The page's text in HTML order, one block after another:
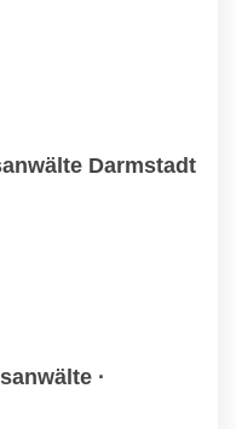
Darmstadt
·